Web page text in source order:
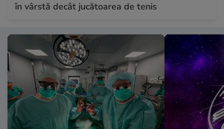
în vârstă decât jucătoarea de tenis